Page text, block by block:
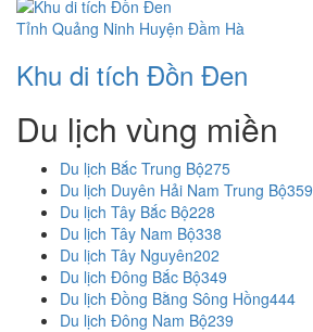
Tỉnh Quảng Ninh Huyện Đầm Hà
Khu di tích Đồn Đen
Du lịch vùng miền
Du lịch Bắc Trung Bộ275
Du lịch Duyên Hải Nam Trung Bộ359
Du lịch Tây Bắc Bộ228
Du lịch Tây Nam Bộ338
Du lịch Tây Nguyên202
Du lịch Đông Bắc Bộ349
Du lịch Đồng Bằng Sông Hồng444
Du lịch Đông Nam Bộ239